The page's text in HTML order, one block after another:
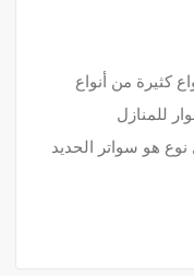
كثيرة من أنواع
للمنازل
هو سواتر الحديد